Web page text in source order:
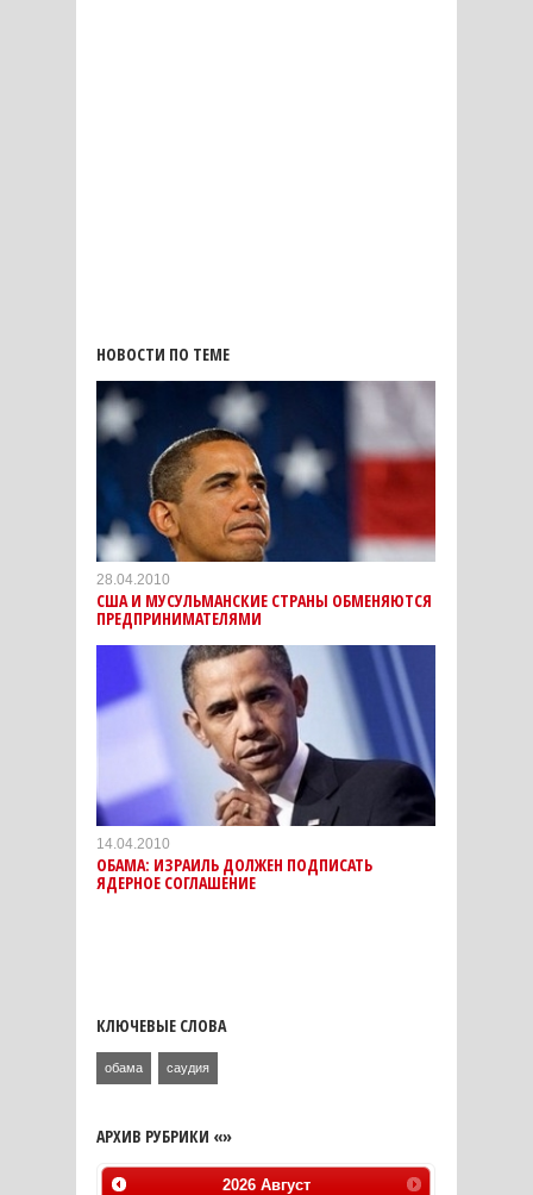
НОВОСТИ ПО ТЕМЕ
28.04.2010
США И МУСУЛЬМАНСКИЕ СТРАНЫ ОБМЕНЯЮТСЯ
ПРЕДПРИНИМАТЕЛЯМИ
14.04.2010
ОБАМА: ИЗРАИЛЬ ДОЛЖЕН ПОДПИСАТЬ
ЯДЕРНОЕ СОГЛАШЕНИЕ
КЛЮЧЕВЫЕ СЛОВА
обама саудия
АРХИВ РУБРИКИ «»
2026 Август